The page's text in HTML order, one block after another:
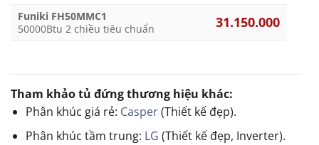
Funiki FH50MMC1
50000Btu 2 chiều tiêu chuẩn
31.150.000
Tham khảo tủ đứng thương hiệu khác:
Phân khúc giá rẻ: Casper(Thiết kế đẹp).
Phân khúc tầm trung: LG (Thiết kế đẹp, Inverter).